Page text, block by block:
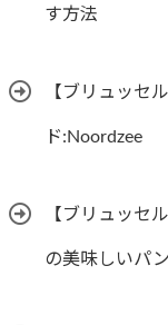
す方法
【ブリュッセ
ド:Noordzee
【ブリュッセ
の美味しいパ